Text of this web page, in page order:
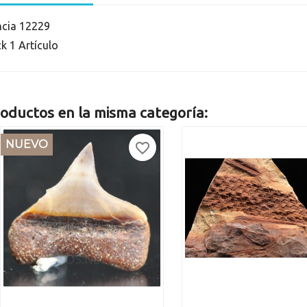
12229
1 Artículo
en la misma categoría:
NUEVO favorite_border